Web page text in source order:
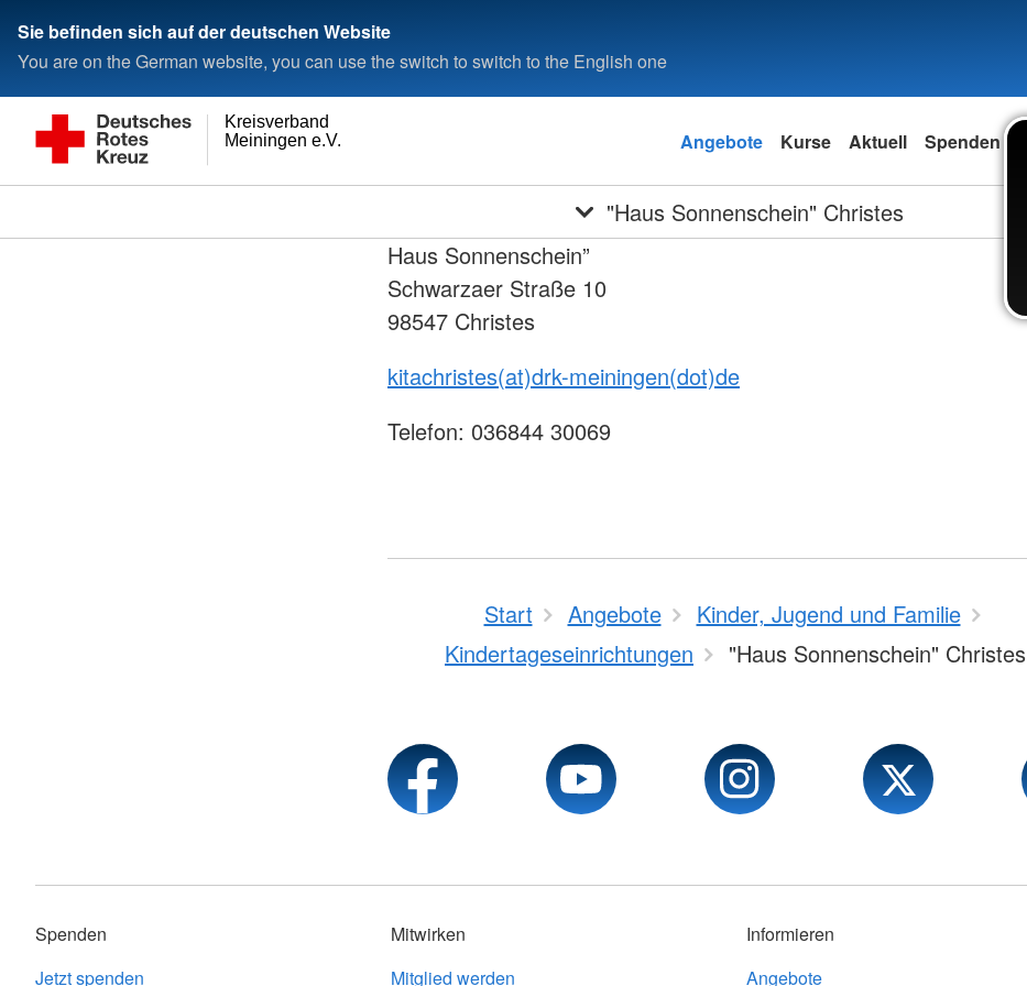
Sie befinden sich auf der deutschen Website
You are on the German website, you can use the switch to switch to the English one
Meiningen e.V.
Kreisverband
Angebote Kurse Aktuell Spenden
"Haus Sonnenschein" Christes
Haus Sonnenschein”
Schwarzaer Straße 10
98547 Christes
kitachristes(at)drk-meiningen(dot)de
Telefon: 036844 30069
Start Angebote
Kinder, Jugend und Familie
Kindertageseinrichtungen
"Haus Sonnenschein" Christes
Spenden
Jetzt spenden
Mitwirken
Mitglied werden
Informieren
Angebote